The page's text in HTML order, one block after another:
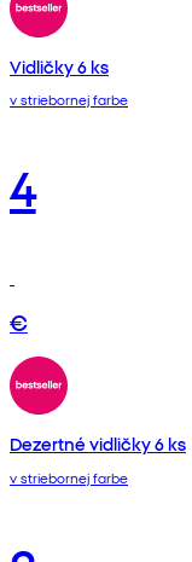
Vidličky 6 ks
v striebornej farbe
4
€
Dezertné vidličky 6 ks
v striebornej farbe